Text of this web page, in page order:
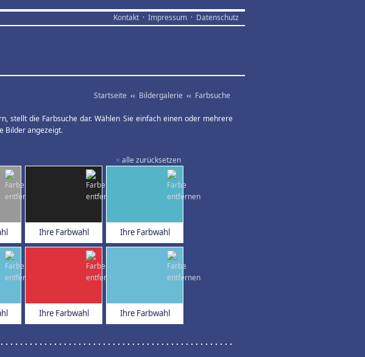
Kontakt · Impressum · Datenschutz
Startseite ‹‹ Bildergalerie ‹‹ Farbsuche
stellt die Farbsuche dar. Wählen Sie einfach einen oder mehrere
Bilder angezeigt.
× alle zurücksetzen
Ihre Farbwahl Ihre Farbwahl
Ihre Farbwahl Ihre Farbwahl